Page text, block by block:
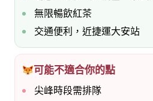
無限暢飲紅茶
交通便利，近捷運大安站
可能不適合你的點
尖峰時段需排隊